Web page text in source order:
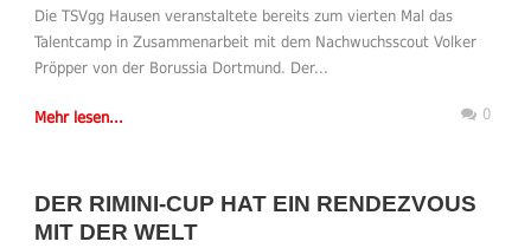
Die TSVgg Hausen veranstaltete bereits zum vierten Mal das
Talentcamp in Zusammenarbeit mit dem Nachwuchsscout Volker
Pröpper von der Borussia Dortmund. Der...
Mehr lesen... 0
DER RIMINI-CUP HAT EIN RENDEZVOUS
MIT DER WELT